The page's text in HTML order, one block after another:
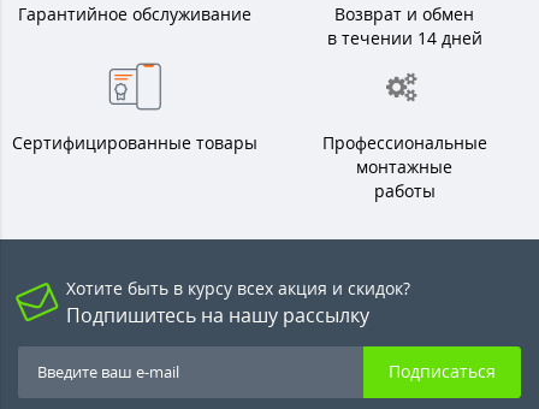
Гарантийное обслуживание
Возврат и обмен
в течении 14 дней
Сертифицированные товары
Профессиональные
монтажные
работы
Хотите быть в курсу всех акция и скидок?
Подпишитесь на нашу рассылку
Подписаться